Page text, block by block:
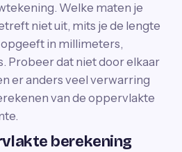
Welke maten je
niet uit, mits je de lengte
in millimeters,
Probeer dat niet door elkaar
er anders veel verwarring
van de oppervlakte
berekening